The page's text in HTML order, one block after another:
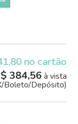
no cartão
384,56 à vista
Boleto/Depósito)